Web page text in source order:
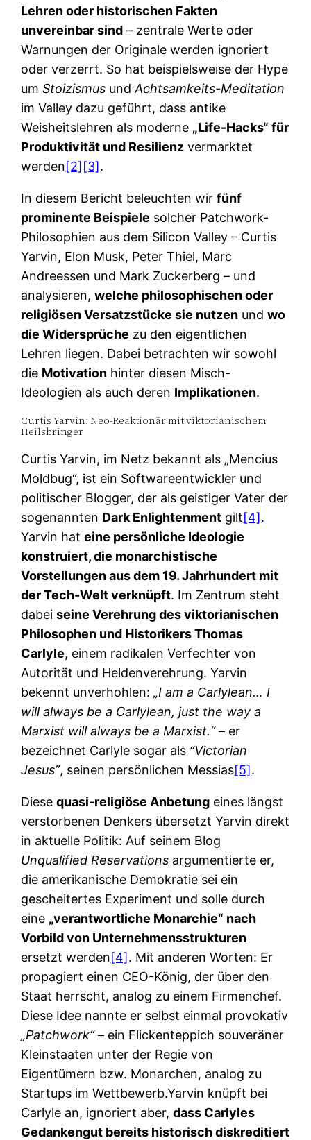
Lehren oder historischen Fakten
unvereinbar sind – zentrale Werte oder
Warnungen der Originale werden ignoriert
oder verzerrt. So hat beispielsweise der Hype
umStoizismus undAchtsamkeits-Meditation
im Valley dazu geführt, dass antike
Weisheitslehren als moderne „Life-Hacks“ für
Produktivität und Resilienz vermarktet
werden[2][3].
In diesem Bericht beleuchten wirfünf
prominente Beispiele solcher Patchwork-
Philosophien aus dem Silicon Valley – Curtis
Yarvin, Elon Musk, Peter Thiel, Marc
Andreessen und Mark Zuckerberg – und
analysieren,welche philosophischen oder
religiösen Versatzstücke sie nutzen undwo
die Widersprüche zu den eigentlichen
Lehren liegen. Dabei betrachten wir sowohl
die Motivation hinter diesen Misch-
Ideologien als auch deren Implikationen.
Curtis Yarvin: Neo-Reaktionär mit viktorianischem
Heilsbringer
Curtis Yarvin, im Netz bekannt als „Mencius
Moldbug“, ist ein Softwareentwickler und
politischer Blogger, der als geistiger Vater der
sogenannten Dark Enlightenment gilt[4].
Yarvin hateine persönliche Ideologie
konstruiert, die monarchistische
Vorstellungen aus dem 19. Jahrhundert mit
der Tech-Welt verknüpft. Im Zentrum steht
dabeiseine Verehrung des viktorianischen
Philosophen und Historikers Thomas
Carlyle, einem radikalen Verfechter von
Autorität und Heldenverehrung. Yarvin
bekennt unverhohlen:„I am a Carlylean… I
will always be a Carlylean, just the way a
Marxist will always be a Marxist.“– er
bezeichnet Carlyle sogar als “Victorian
Jesus”, seinen persönlichen Messias[5].
Diesequasi-religiöse Anbetung eines längst
verstorbenen Denkers übersetzt Yarvin direkt
in aktuelle Politik: Auf seinem Blog
Unqualified Reservations argumentierte er,
die amerikanische Demokratie sei ein
gescheitertes Experiment und solle durch
eine „verantwortliche Monarchie“ nach
Vorbild von Unternehmensstrukturen
ersetzt werden[4]. Mit anderen Worten: Er
propagiert einen CEO-König, der über den
Staat herrscht, analog zu einem Firmenchef.
Diese Idee nannte er selbst einmal provokativ
„Patchwork“– ein Flickenteppich souveräner
Kleinstaaten unter der Regie von
Eigentümern bzw. Monarchen, analog zu
Startups im Wettbewerb.Yarvin knüpft bei
Carlyle an, ignoriert aber,dass Carlyles
Gedankengut bereits historisch diskreditiert